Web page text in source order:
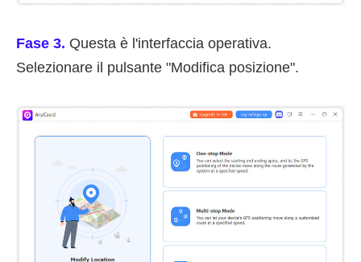
Fase 3. Questa è l'interfaccia operativa.
Selezionare il pulsante "Modifica posizione".